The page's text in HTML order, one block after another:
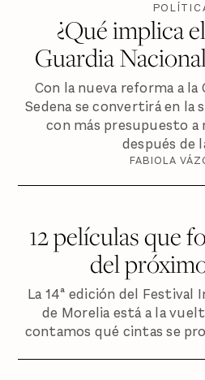
¿Qué implica
Guardia
Con la nueva reforma a la
Sedena se convertirá en la
con más presupuesto a
después de
FABIOLA
12 películas que
del
La 14ª edición del Festival
de Morelia está a la
contamos qué cintas se